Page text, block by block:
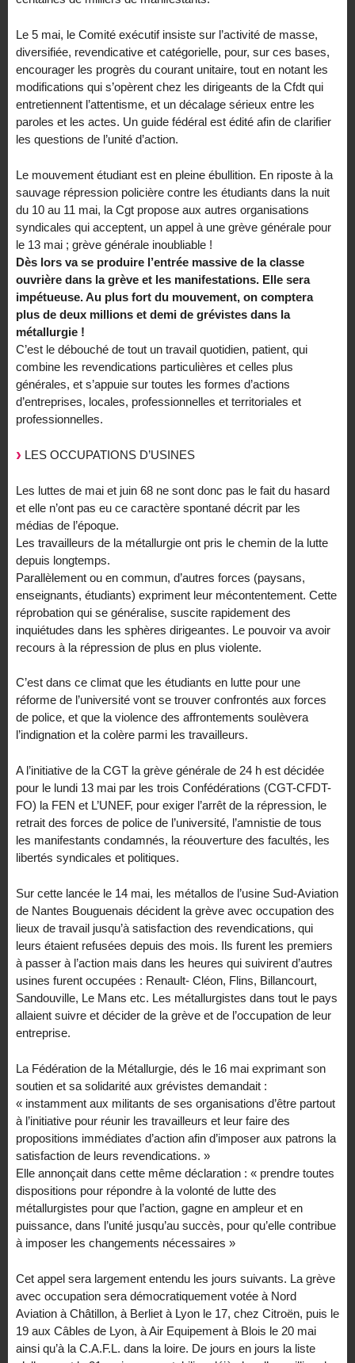
Le 5 mai, le Comité exécutif insiste sur l’activité de masse,
diversifiée, revendicative et catégorielle, pour, sur ces bases,
encourager les progrès du courant unitaire, tout en notant les
modifications qui s’opèrent chez les dirigeants de la Cfdt qui
entretiennent l’attentisme, et un décalage sérieux entre les
paroles et les actes. Un guide fédéral est édité afin de clarifier
les questions de l’unité d’action.
Le mouvement étudiant est en pleine ébullition. En riposte à la
sauvage répression policière contre les étudiants dans la nuit
du 10 au 11 mai, la Cgt propose aux autres organisations
syndicales qui acceptent, un appel à une grève générale pour
le 13 mai ; grève générale inoubliable !
Dès lors va se produire l’entrée massive de la classe
ouvrière dans la grève et les manifestations. Elle sera
impétueuse. Au plus fort du mouvement, on comptera
plus de deux millions et demi de grévistes dans la
métallurgie !
C’est le débouché de tout un travail quotidien, patient, qui
combine les revendications particulières et celles plus
générales, et s’appuie sur toutes les formes d’actions
d’entreprises, locales, professionnelles et territoriales et
professionnelles.
LES OCCUPATIONS D’USINES
Les luttes de mai et juin 68 ne sont donc pas le fait du hasard
et elle n’ont pas eu ce caractère spontané décrit par les
médias de l’époque.
Les travailleurs de la métallurgie ont pris le chemin de la lutte
depuis longtemps.
Parallèlement ou en commun, d’autres forces (paysans,
enseignants, étudiants) expriment leur mécontentement. Cette
réprobation qui se généralise, suscite rapidement des
inquiétudes dans les sphères dirigeantes. Le pouvoir va avoir
recours à la répression de plus en plus violente.
C’est dans ce climat que les étudiants en lutte pour une
réforme de l’université vont se trouver confrontés aux forces
de police, et que la violence des affrontements soulèvera
l’indignation et la colère parmi les travailleurs.
A l’initiative de la CGT la grève générale de 24 h est décidée
pour le lundi 13 mai par les trois Confédérations (CGT-CFDT-
FO) la FEN et L’UNEF, pour exiger l’arrêt de la répression, le
retrait des forces de police de l’université, l’amnistie de tous
les manifestants condamnés, la réouverture des facultés, les
libertés syndicales et politiques.
Sur cette lancée le 14 mai, les métallos de l’usine Sud-Aviation
de Nantes Bouguenais décident la grève avec occupation des
lieux de travail jusqu’à satisfaction des revendications, qui
leurs étaient refusées depuis des mois. Ils furent les premiers
à passer à l’action mais dans les heures qui suivirent d’autres
usines furent occupées : Renault- Cléon, Flins, Billancourt,
Sandouville, Le Mans etc. Les métallurgistes dans tout le pays
allaient suivre et décider de la grève et de l’occupation de leur
entreprise.
La Fédération de la Métallurgie, dés le 16 mai exprimant son
soutien et sa solidarité aux grévistes demandait :
« instamment aux militants de ses organisations d’être partout
à l’initiative pour réunir les travailleurs et leur faire des
propositions immédiates d’action afin d’imposer aux patrons la
satisfaction de leurs revendications. »
Elle annonçait dans cette même déclaration : « prendre toutes
dispositions pour répondre à la volonté de lutte des
métallurgistes pour que l’action, gagne en ampleur et en
puissance, dans l’unité jusqu’au succès, pour qu’elle contribue
à imposer les changements nécessaires »
Cet appel sera largement entendu les jours suivants. La grève
avec occupation sera démocratiquement votée à Nord
Aviation à Châtillon, à Berliet à Lyon le 17, chez Citroën, puis le
19 aux Câbles de Lyon, à Air Equipement à Blois le 20 mai
ainsi qu’à la C.A.F.L. dans la loire. De jours en jours la liste